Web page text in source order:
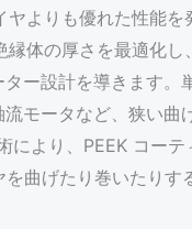
よりも優れた性能を
体の厚さを最適化し
ー設計を導きます。
モータなど、狭い曲
により、PEEK コー
曲げたり巻いたりす